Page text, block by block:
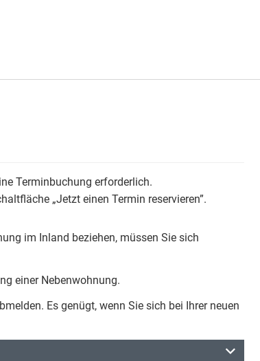
Terminbuchung erforderlich.
„Jetzt einen Termin reservieren”.
im Inland beziehen, müssen Sie sich
einer Nebenwohnung.
Es genügt, wenn Sie sich bei Ihrer neuen